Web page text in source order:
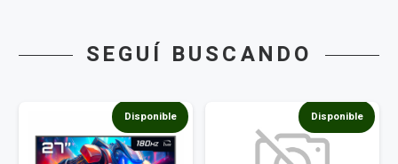
SEGUÍ BUSCANDO
Disponible Disponible